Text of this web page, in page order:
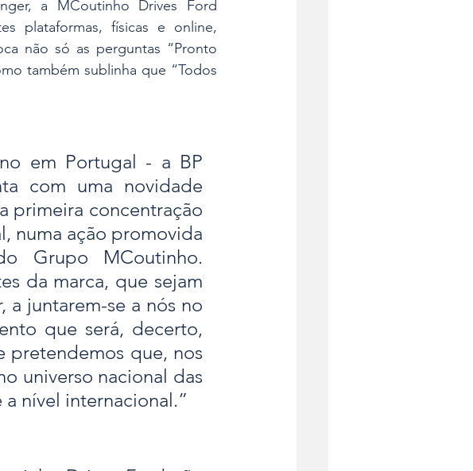
a MCoutinho Drives Ford
plataformas, físicas e online,
não só as perguntas “Pronto
também sublinha que “Todos
em Portugal - a BP
com uma novidade
primeira concentração
numa ação promovida
Grupo MCoutinho.
da marca, que sejam
juntarem-se a nós no
que será, decerto,
pretendemos que, nos
universo nacional das
nível internacional.”